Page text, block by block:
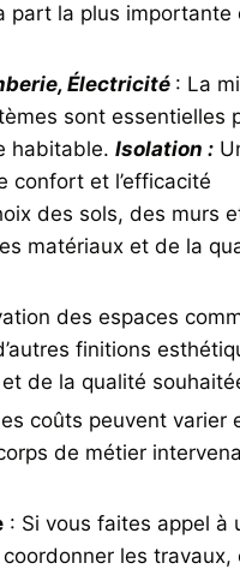
part la plus importante
Électricité : La
sont essentielles
habitable. Isolation :
confort et l’efficacité
des sols, des murs
matériaux et de la
des espaces
finitions
de la qualité
coûts peuvent varier
de métier
: Si vous faites appel à
les travaux,